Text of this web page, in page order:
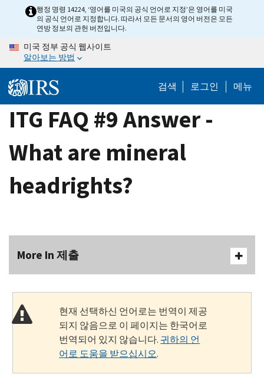
content
행정 명령 14224, ‘영어를 미국의 공식 언어로 지정’은 영어를 미국
의 공식 언어로 지정합니다. 따라서 모든 문서의 영어 버전은 모든
연방 정보의 관헌 버전입니다.
미국 정부 공식 웹사이트
알아보는 방법
검색 로그인 메뉴
ITG FAQ #9 Answer -
What are mineral
headrights?
More In 제출
현재 선택하신 언어로는 번역이 제공
되지 않음으로 이 페이지는 한국어로
번역되어 있지 않습니다. 귀하의 언
어로 도움을 받으십시오.